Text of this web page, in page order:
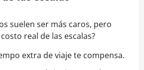
suelen ser más caros, pero
real de las escalas?
extra de viaje te compensa.